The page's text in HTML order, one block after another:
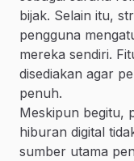
bijak. Selain itu,
pengguna
mereka sendiri.
disediakan agar
penuh.
Meskipun begitu,
hiburan digital
sumber utama